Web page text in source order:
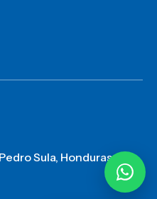
Sula, Honduras, C.A.